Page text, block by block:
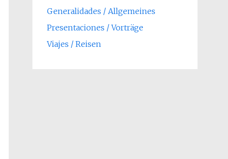
Generalidades / Allgemeines
Presentaciones / Vorträge
Viajes / Reisen